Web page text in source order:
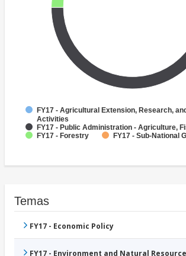
FY17 - Agricultural Extension, Research,
Activities
FY17 - Public Administration - Agriculture,
FY17 - Forestry
FY17 - Sub-National
Temas
FY17 - Economic Policy
FY17 - Environment and Natural